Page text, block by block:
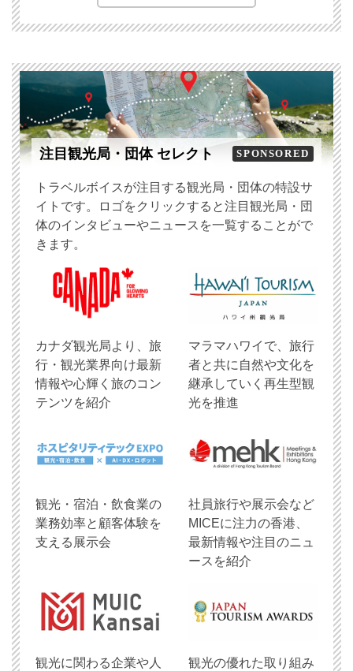
注目観光局・団体 セレクト SPONSORED
トラベルボイスが注目する観光局・団体の特設サ
イトです。ロゴをクリックすると注目観光局・団
体のインタビューやニュースを一覧することがで
きます。
​カナダ観光局より、旅
行・観光業界向け最新
情報や心輝く旅のコン
テンツを紹介
マラマハワイで、旅行
者と共に自然や文化を
継承していく再生型観
光を推進
観光・宿泊・飲食業の
業務効率と顧客体験を
支える展示会
社員旅行や展示会など
MICEに注力の香港、
最新情報や注目のニュ
ースを紹介
観光に関わる企業や人
観光の優れた取り組み